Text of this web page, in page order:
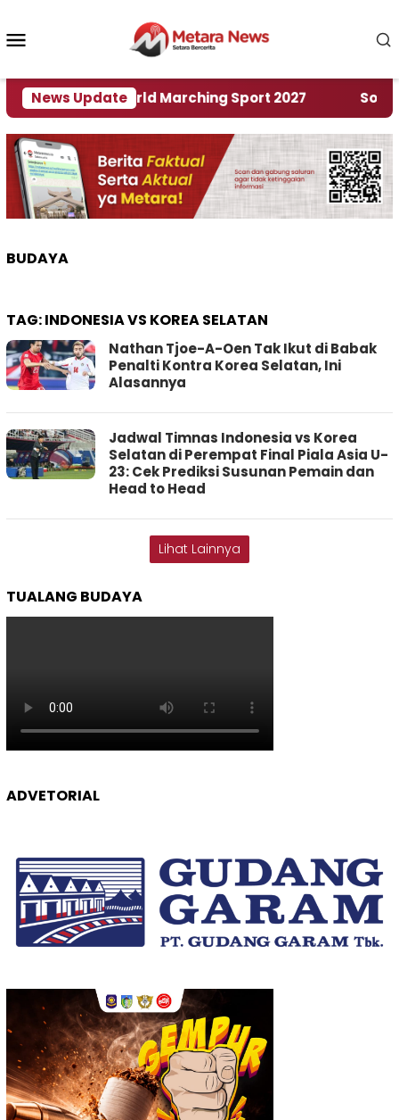
konten
News Update
Rumah World Marching Sport 2027 ‎Soal
BUDAYA
TAG:INDONESIA VS KOREA SELATAN
Nathan Tjoe-A-Oen Tak Ikut di Babak
Penalti Kontra Korea Selatan, Ini
Alasannya
Jadwal Timnas Indonesia vs Korea
Selatan di Perempat Final Piala Asia U-
23: Cek Prediksi Susunan Pemain dan
Head to Head
Lihat Lainnya
TUALANG BUDAYA
ADVETORIAL